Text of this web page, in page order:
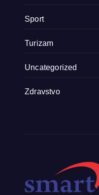
Sport
Turizam
Uncategorized
Zdravstvo